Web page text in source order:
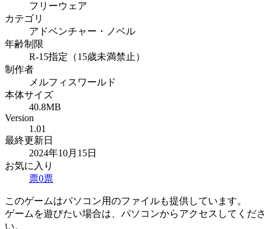
フリーウェア
カテゴリ
アドベンチャー・ノベル
年齢制限
R-15指定（15歳未満禁止）
制作者
メルフィスワールド
本体サイズ
40.8MB
Version
1.01
最終更新日
2024年10月15日
お気に入り
票0票
このゲームはパソコン用のファイルも提供しています。
ゲームを遊びたい場合は、パソコンからアクセスしてくださ
い。